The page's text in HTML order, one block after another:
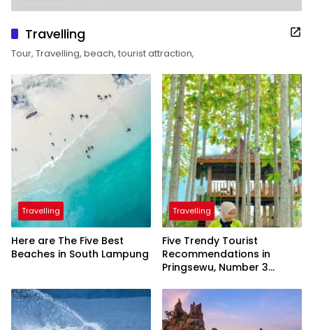
Travelling
Tour, Travelling, beach, tourist attraction,
Travelling
Here are The Five Best
Beaches in South Lampung
Travelling
Five Trendy Tourist
Recommendations in
Pringsewu, Number 3
President